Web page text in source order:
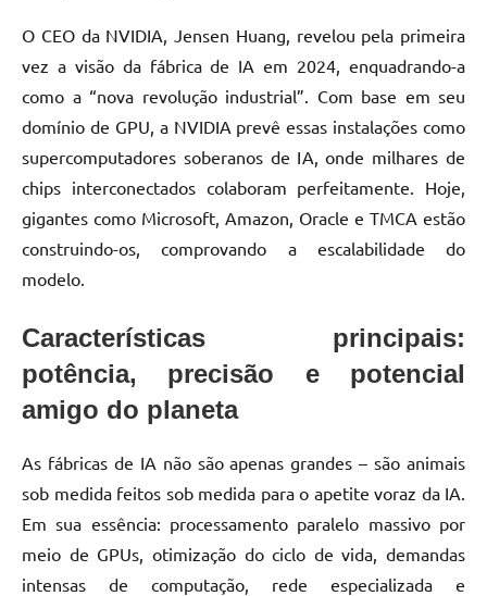
O CEO da NVIDIA, Jensen Huang, revelou pela primeira
vez a visão da fábrica de IA em 2024, enquadrando-a
como a “nova revolução industrial”. Com base em seu
domínio de GPU, a NVIDIA prevê essas instalações como
supercomputadores soberanos de IA, onde milhares de
chips interconectados colaboram perfeitamente. Hoje,
gigantes como Microsoft, Amazon, Oracle e TMCA estão
construindo-os, comprovando a escalabilidade do
modelo.
Características principais:
potência, precisão e potencial
amigo do planeta
As fábricas de IA não são apenas grandes – são animais
sob medida feitos sob medida para o apetite voraz da IA.
Em sua essência: processamento paralelo massivo por
meio de GPUs, otimização do ciclo de vida, demandas
intensas de computação, rede especializada e